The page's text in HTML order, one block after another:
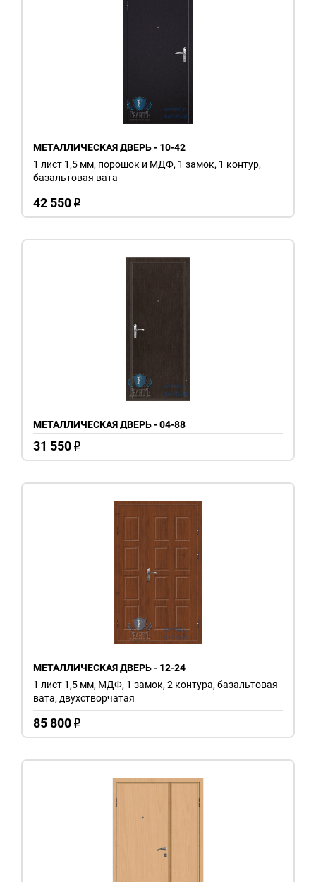
МЕТАЛЛИЧЕСКАЯ ДВЕРЬ - 10-42
42 550 o
1 лист 1,5 мм, порошок и МДФ, 1 замок, 1 контур,
базальтовая вата
МЕТАЛЛИЧЕСКАЯ ДВЕРЬ - 04-88
31 550 o
МЕТАЛЛИЧЕСКАЯ ДВЕРЬ - 12-24
85 800 o
1 лист 1,5 мм, МДФ, 1 замок, 2 контура, базальтовая
вата, двухстворчатая